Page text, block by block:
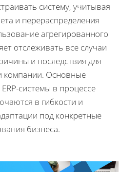
систему, учитывая
и перераспределения
агрегированного
отслеживать все случаи
и последствия для
компании. Основные
системы в процессе
в гибкости и
под конкретные
бизнеса.